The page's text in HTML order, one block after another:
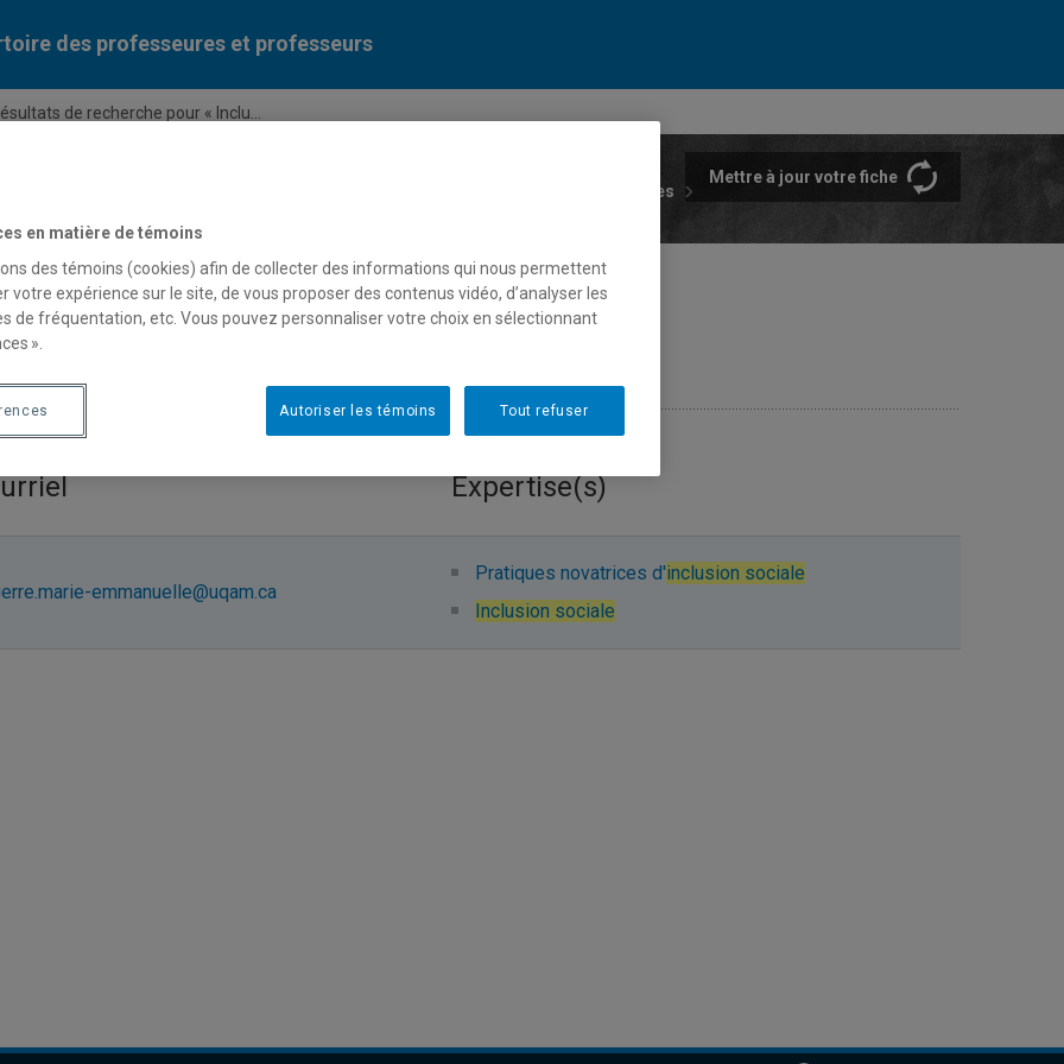
des professeures et professeurs
de recherche pour « Inclu...
Liste des professeures et professeurs par départements et écoles
Mettre à jour votre fiche
« Inclusion sociale »
Expertise(s)
emmanuelle@uqam.ca
Pratiques novatrices d'inclusion sociale
Inclusion sociale
en matière de témoins
des témoins (cookies) afin de collecter des informations qui nous permettent
votre expérience sur le site, de vous proposer des contenus vidéo, d’analyser les
de fréquentation, etc. Vous pouvez personnaliser votre choix en sélectionnant
».
Tout refuser
Autoriser les témoins